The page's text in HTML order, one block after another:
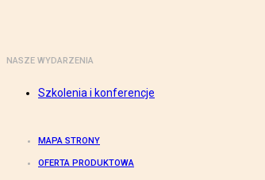
NASZE WYDARZENIA
Szkolenia i konferencje
MAPA STRONY
OFERTA PRODUKTOWA